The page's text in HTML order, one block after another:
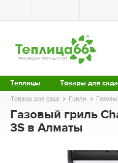
Теплицы Товары для сада
Товары для сада Грили
Газовый гриль
3S в Алматы